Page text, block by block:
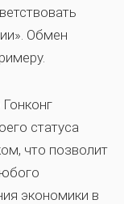
Обмен
статуса
что позволит
экономики в